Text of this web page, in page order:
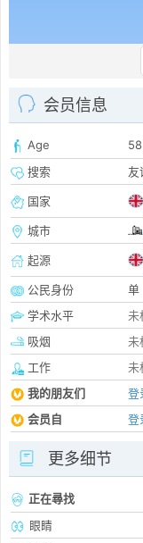
会员信息
Age
搜索
友
国家
城市
起源
公民身份
单
学术水平
未
吸烟
未
工作
未
我的朋友们
登
会员自
登
更多细节
正在尋找
眼睛